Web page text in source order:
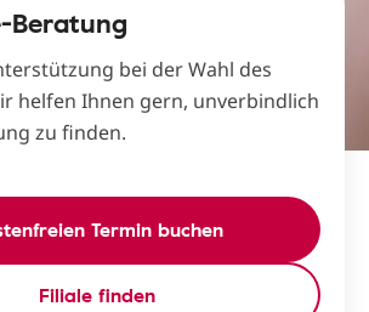
Beratung
bei der Wahl des
helfen Ihnen gern, unverbindlich
zu finden.
Termin buchen
Filiale finden